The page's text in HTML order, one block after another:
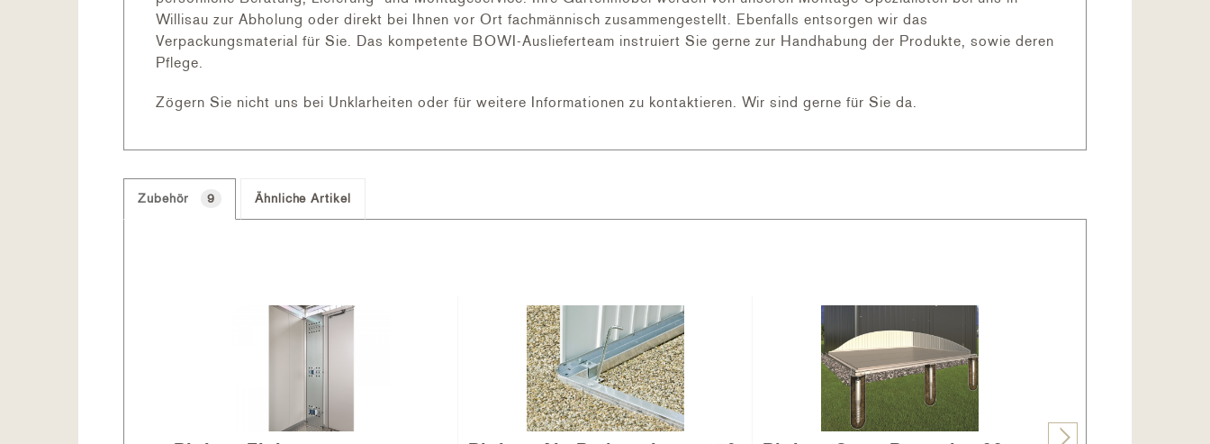
Empfohlene Ergänzungen
Alu Bodenrahmen
Alu Bodenplatten
Stahlblech
Für Biohort-Produkte wird ausschliesslich das beste Material verwendet. Bei den lackierten Teilen handelt es sich dabei um ein
Willisau zur Abholung oder direkt bei Ihnen vor Ort fachmännisch zusammengestellt. Ebenfalls entsorgen wir das
Verpackungsmaterial für Sie. Das kompetente BOWI-Auslieferteam instruiert Sie gerne zur Handhabung der Produkte, sowie deren
Pflege.
Zögern Sie nicht uns bei Unklarheiten oder für weitere Informationen zu kontaktieren. Wir sind gerne für Sie da.
Zubehör 9 Ähnliche Artikel